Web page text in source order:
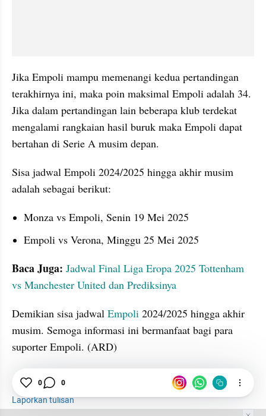
Jika Empoli mampu memenangi kedua pertandingan
terakhirnya ini, maka poin maksimal Empoli adalah 34.
Jika dalam pertandingan lain beberapa klub terdekat
mengalami rangkaian hasil buruk maka Empoli dapat
bertahan di Serie A musim depan.
Sisa jadwal Empoli 2024/2025 hingga akhir musim
adalah sebagai berikut:
Monza vs Empoli, Senin 19 Mei 2025
Empoli vs Verona, Minggu 25 Mei 2025
Baca Juga: Jadwal Final Liga Eropa 2025 Tottenham
vs Manchester United dan Prediksinya
Demikian sisa jadwal Empoli 2024/2025 hingga akhir
musim. Semoga informasi ini bermanfaat bagi para
suporter Empoli. (ARD)
Empoli
Laporkan tulisan
0 0